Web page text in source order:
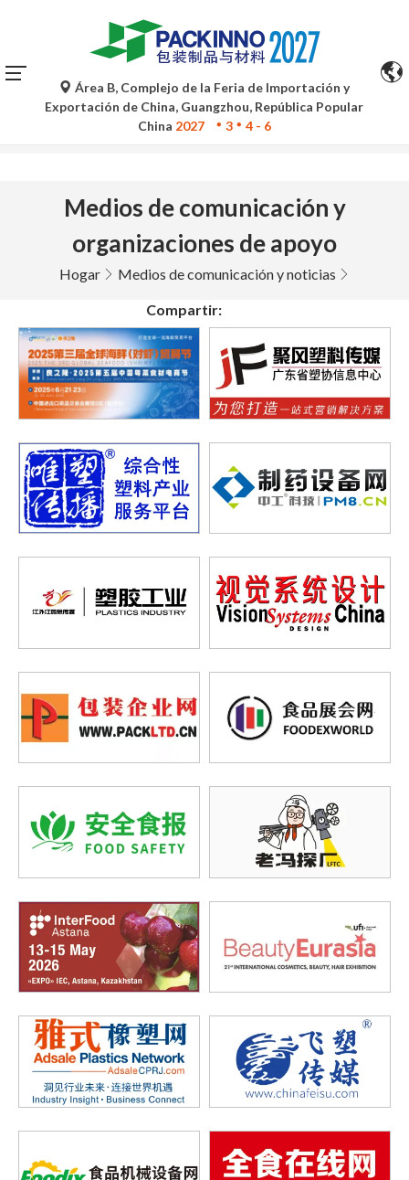
Las traducciones automáticas de Google Translate son
solo de referencia y pueden contener imprecisiones. Para
cualquier duda, consulte la versión original.
Área B, Complejo de la Feria de Importación y
Exportación de China, Guangzhou, República Popular
China 2027 3 4 - 6
Medios de comunicación y
organizaciones de apoyo
Hogar Medios de comunicación y noticias
Compartir: